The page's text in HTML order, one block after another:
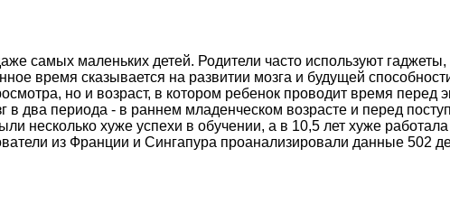
самых маленьких детей. Родители часто используют
время сказывается на развитии мозга и будущей
но и возраст, в котором ребенок проводит время
два периода - в раннем младенческом возрасте и перед
несколько хуже успехи в обучении, а в 10,5 лет хуже
из Франции и Сингапура проанализировали данные 502